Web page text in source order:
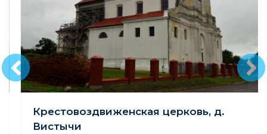
Крестовоздвиженская церковь, д.
Вистычи